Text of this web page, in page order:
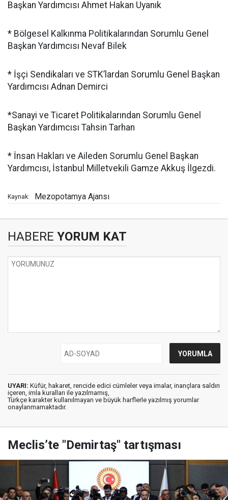
Başkan Yardımcısı Ahmet Hakan Uyanık
* Bölgesel Kalkınma Politikalarından Sorumlu Genel
Başkan Yardımcısı Nevaf Bilek
* İşçi Sendikaları ve STK’lardan Sorumlu Genel Başkan
Yardımcısı Adnan Demirci
*Sanayi ve Ticaret Politikalarından Sorumlu Genel
Başkan Yardımcısı Tahsin Tarhan
* İnsan Hakları ve Aileden Sorumlu Genel Başkan
Yardımcısı, İstanbul Milletvekili Gamze Akkuş İlgezdi.
Kaynak: Mezopotamya Ajansı
HABERE YORUM KAT
UYARI: Küfür, hakaret, rencide edici cümleler veya imalar, inançlara saldırı
içeren, imla kuralları ile yazılmamış,
Türkçe karakter kullanılmayan ve büyük harflerle yazılmış yorumlar
onaylanmamaktadır.
Meclis’te "Demirtaş" tartışması